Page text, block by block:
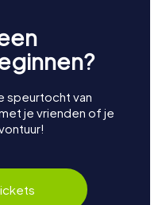
speurtocht van
je vrienden of je